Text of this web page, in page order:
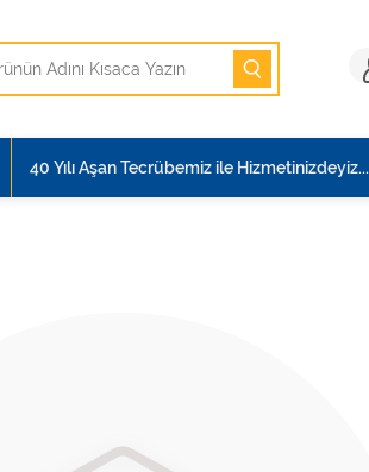
40 Yılı Aşan Tecrübemiz ile Hizmetinizdeyiz...